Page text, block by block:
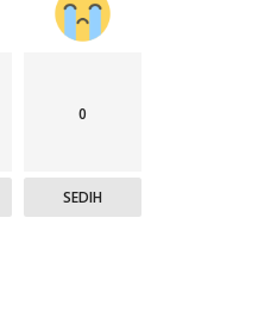
0
SEDIH